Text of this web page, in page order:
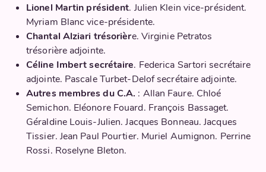
Lionel Martin président. Julien Klein vice-président.
Myriam Blanc vice-présidente.
Chantal Alziari trésorière. Virginie Petratos
trésorière adjointe.
Céline Imbert secrétaire. Federica Sartori secrétaire
adjointe. Pascale Turbet-Delof secrétaire adjointe.
Autres membres du C.A. : Allan Faure. Chloé
Semichon. Eléonore Fouard. François Bassaget.
Géraldine Louis-Julien. Jacques Bonneau. Jacques
Tissier. Jean Paul Pourtier. Muriel Aumignon. Perrine
Rossi. Roselyne Bleton.